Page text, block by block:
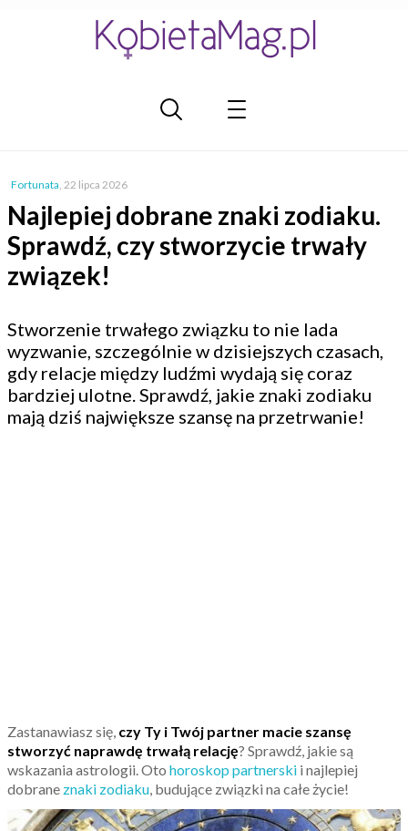
Fortunata, 22 lipca 2026
Najlepiej dobrane znaki zodiaku.
Sprawdź, czy stworzycie trwały
związek!
Stworzenie trwałego związku to nie lada
wyzwanie, szczególnie w dzisiejszych czasach,
gdy relacje między ludźmi wydają się coraz
bardziej ulotne. Sprawdź, jakie znaki zodiaku
mają dziś największe szansę na przetrwanie!
Zastanawiasz się, czy Ty i Twój partner macie szansę
stworzyć naprawdę trwałą relację? Sprawdź, jakie są
wskazania astrologii. Oto horoskop partnerski i najlepiej
dobrane znaki zodiaku, budujące związki na całe życie!